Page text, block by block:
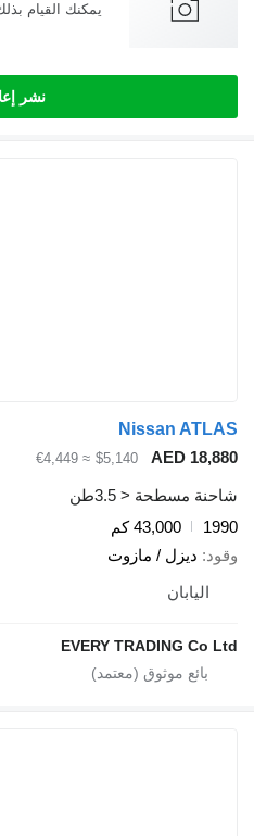
يمكنك القيام بذلك معنا!
نشر إعلانك
Nissan
AED
$5,140
≈ €4,449
مسطحة < 3.5طن
43,000 كم
ديزل / مازوت
اليابان
EVERY TRADING Co